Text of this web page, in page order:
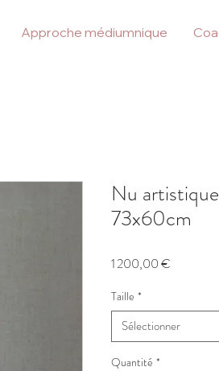
Approche médiumnique
Nu
73x60cm
1 200,00 €
Taille *
Sélectionner
Quantité *